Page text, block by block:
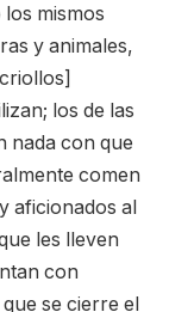
mismos
y animales,
los de las
nada con que
comen
aficionados al
les lleven
con
se cierre el